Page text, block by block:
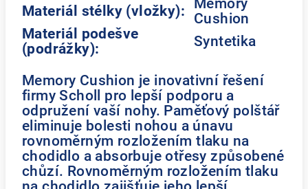
Materiál stélky (vložky): Cushion
Materiál podešve
(podrážky):
Syntetika
Memory Cushion je inovativní řešení
firmy Scholl pro lepší podporu a
odpružení vaší nohy. Paměťový polštář
eliminuje bolesti nohou a únavu
rovnoměrným rozložením tlaku na
chodidlo a absorbuje otřesy způsobené
chůzí. Rovnoměrným rozložením tlaku